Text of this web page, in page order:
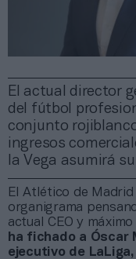
El actual director
del fútbol
conjunto
ingresos
la Vega asumirá
El Atlético de
organigrama
actual CEO y
ha fichado a Óscar
ejecutivo de